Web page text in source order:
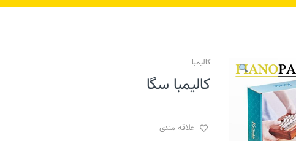
کالیمبا
کالیمبا سگا
علاقه مندی